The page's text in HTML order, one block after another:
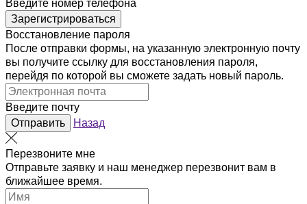
Введите номер телефона
Зарегистрироваться
Восстановление пароля
После отправки формы, на указанную электронную почту
вы получите ссылку для восстановления пароля,
перейдя по которой вы сможете задать новый пароль.
Введите почту
Отправить
Назад
Перезвоните мне
Отправьте заявку и наш менеджер перезвонит вам в
ближайшее время.